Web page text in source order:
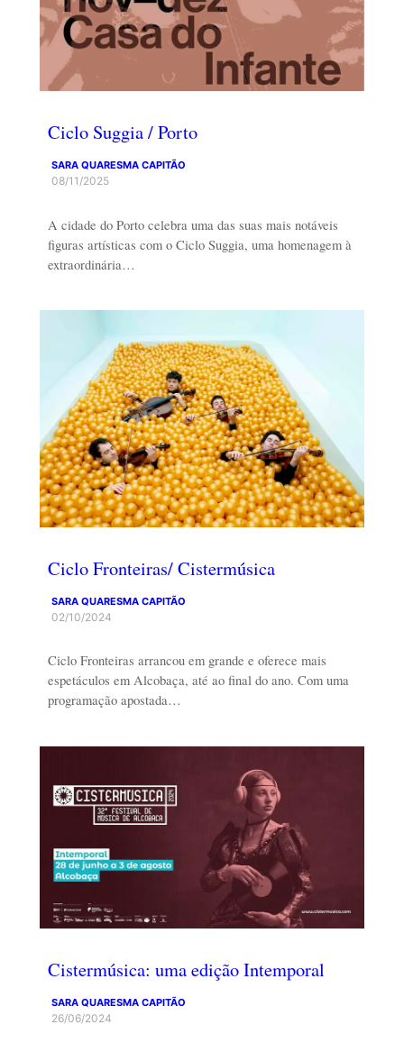
Ciclo Suggia / Porto
SARA QUARESMA CAPITÃO
08/11/2025
A cidade do Porto celebra uma das suas mais notáveis
figuras artísticas com o Ciclo Suggia, uma homenagem à
extraordinária…
Ciclo Fronteiras/ Cistermúsica
SARA QUARESMA CAPITÃO
02/10/2024
Ciclo Fronteiras arrancou em grande e oferece mais
espetáculos em Alcobaça, até ao final do ano. Com uma
programação apostada…
Cistermúsica: uma edição Intemporal
SARA QUARESMA CAPITÃO
26/06/2024